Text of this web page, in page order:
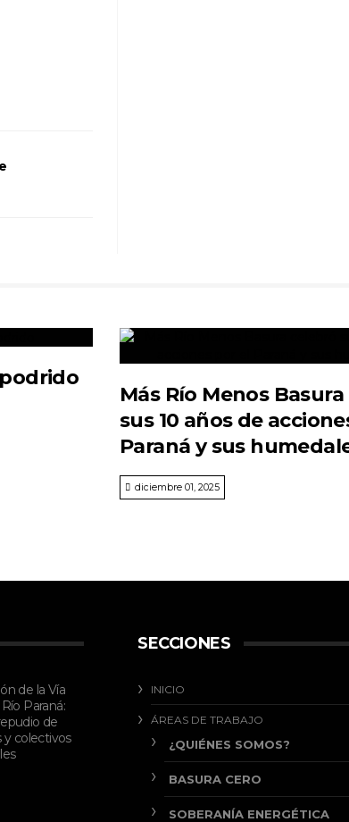
Más Río Menos
sus 10 años de
Paraná y sus
diciembre 01, 2025
de la Vía
Paraná:
de
y colectivos
SECCIONES
INICIO
ÁREAS DE TRABAJO
¿QUIÉNES SOMOS?
BASURA CERO
SOBERANÍA ENERGÉTICA